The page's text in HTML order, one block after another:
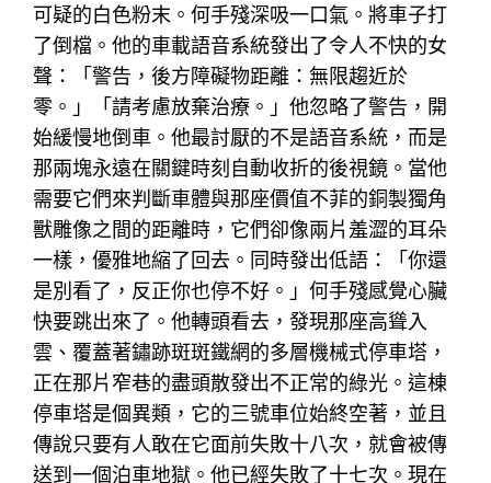
可疑的白色粉末。何手殘深吸一口氣。將車子打
了倒檔。他的車載語音系統發出了令人不快的女
聲：「警告，後方障礙物距離：無限趨近於
零。」「請考慮放棄治療。」他忽略了警告，開
始緩慢地倒車。他最討厭的不是語音系統，而是
那兩塊永遠在關鍵時刻自動收折的後視鏡。當他
需要它們來判斷車體與那座價值不菲的銅製獨角
獸雕像之間的距離時，它們卻像兩片羞澀的耳朵
一樣，優雅地縮了回去。同時發出低語：「你還
是別看了，反正你也停不好。」何手殘感覺心臟
快要跳出來了。他轉頭看去，發現那座高聳入
雲、覆蓋著鏽跡斑斑鐵網的多層機械式停車塔，
正在那片窄巷的盡頭散發出不正常的綠光。這棟
停車塔是個異類，它的三號車位始終空著，並且
傳說只要有人敢在它面前失敗十八次，就會被傳
送到一個泊車地獄。他已經失敗了十七次。現在